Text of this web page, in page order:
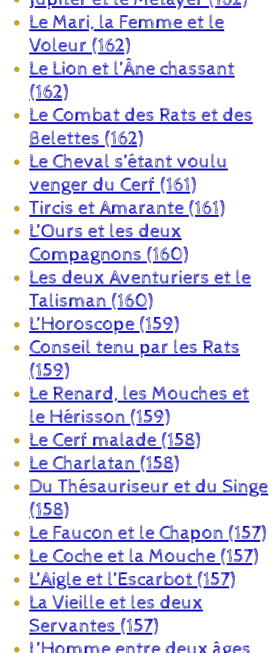
Le Mari, la Femme et le
Voleur (162)
Le Lion et l’Âne chassant
(162)
Le Combat des Rats et des
Belettes (162)
Le Cheval s’étant voulu
venger du Cerf (161)
Tircis et Amarante (161)
L’Ours et les deux
Compagnons (160)
Les deux Aventuriers et le
Talisman (160)
L’Horoscope (159)
Conseil tenu par les Rats
(159)
Le Renard, les Mouches et
le Hérisson (159)
Le Cerf malade (158)
Le Charlatan (158)
Du Thésauriseur et du Singe
(158)
Le Faucon et le Chapon (157)
Le Coche et la Mouche (157)
L’Aigle et l’Escarbot (157)
La Vieille et les deux
Servantes (157)